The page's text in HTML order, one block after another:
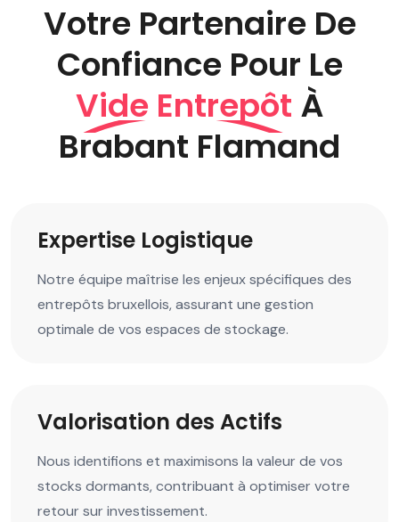
Votre Partenaire De
Confiance Pour Le
Vide Entrepôt À
Brabant Flamand
Expertise Logistique
Notre équipe maîtrise les enjeux spécifiques des
entrepôts bruxellois, assurant une gestion
optimale de vos espaces de stockage.
Valorisation des Actifs
Nous identifions et maximisons la valeur de vos
stocks dormants, contribuant à optimiser votre
retour sur investissement.